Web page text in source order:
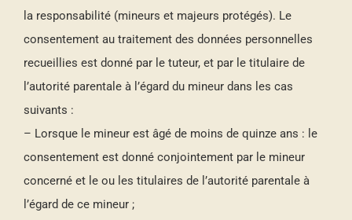
la responsabilité (mineurs et majeurs protégés). Le
consentement au traitement des données personnelles
recueillies est donné par le tuteur, et par le titulaire de
l’autorité parentale à l’égard du mineur dans les cas
suivants :
– Lorsque le mineur est âgé de moins de quinze ans : le
consentement est donné conjointement par le mineur
concerné et le ou les titulaires de l’autorité parentale à
l’égard de ce mineur ;